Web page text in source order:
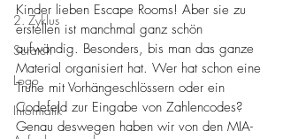
2. Zyklus
Scratch
Logo
Informatik
Kinder lieben Escape Rooms! Aber sie zu
erstellen ist manchmal ganz schön
aufwändig. Besonders, bis man das ganze
Material organisiert hat. Wer hat schon eine
Truhe mit Vorhängeschlössern oder ein
Codefeld zur Eingabe von Zahlencodes?
Genau deswegen haben wir von den MIA-